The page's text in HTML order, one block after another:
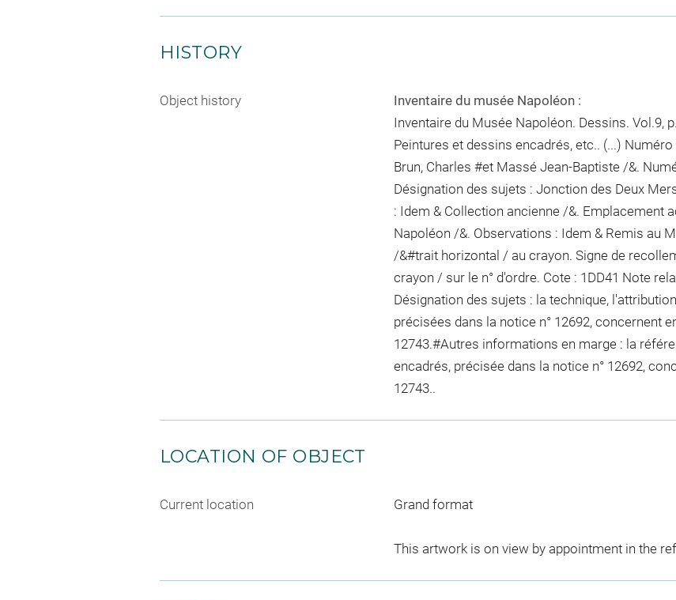
HISTORY
Object history
Inventaire du musée Napoléon :
Inventaire du Musée Napoléon. Dessins. Vol.9,
Peintures et dessins encadrés, etc.. (...)
Brun, Charles #et Massé Jean-Baptiste /&.
Désignation des sujets : Jonction des Deux
: Idem & Collection ancienne /&. Emplacement
Napoléon /&. Observations : Idem & Remis au
/&#trait horizontal / au crayon. Signe de
crayon / sur le n° d'ordre. Cote : 1DD41 Note
Désignation des sujets : la technique,
précisées dans la notice n° 12692, concernent
12743.#Autres informations en marge : la
encadrés, précisée dans la notice n° 12692,
12743..
LOCATION OF OBJECT
Current location Grand format
This artwork is on view by appointment in the